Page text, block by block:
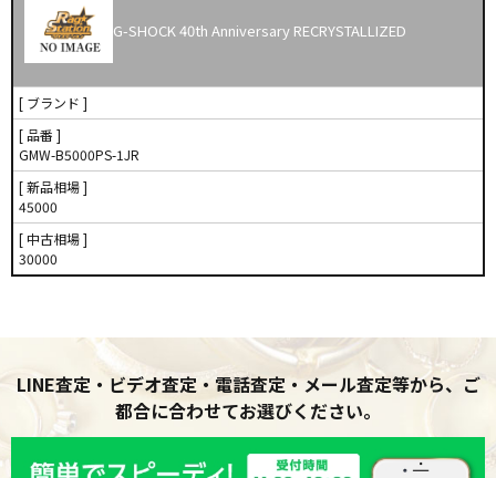
G-SHOCK 40th Anniversary RECRYSTALLIZED
[ ブランド ]
[ 品番 ]
GMW-B5000PS-1JR
[ 新品相場 ]
45000
[ 中古相場 ]
30000
LINE査定・ビデオ査定・電話査定・メール査定等から、ご
都合に合わせてお選びください。